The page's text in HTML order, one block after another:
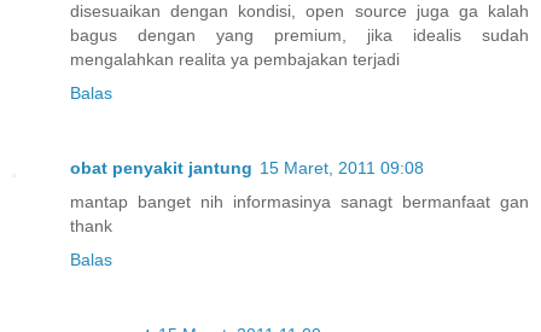
disesuaikan dengan kondisi, open source juga ga kalah
bagus dengan yang premium, jika idealis sudah
mengalahkan realita ya pembajakan terjadi
Balas
obat penyakit jantung 15 Maret, 2011 09:08
mantap banget nih informasinya sanagt bermanfaat gan
thank
Balas